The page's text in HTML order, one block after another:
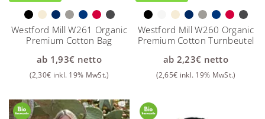
Westford Mill W261 Organic
Premium Cotton Bag
ab 1,93€ netto
(2,30€ inkl. 19% MwSt.)
Westford Mill W260 Organic
Premium Cotton Turnbeutel
ab 2,23€ netto
(2,65€ inkl. 19% MwSt.)